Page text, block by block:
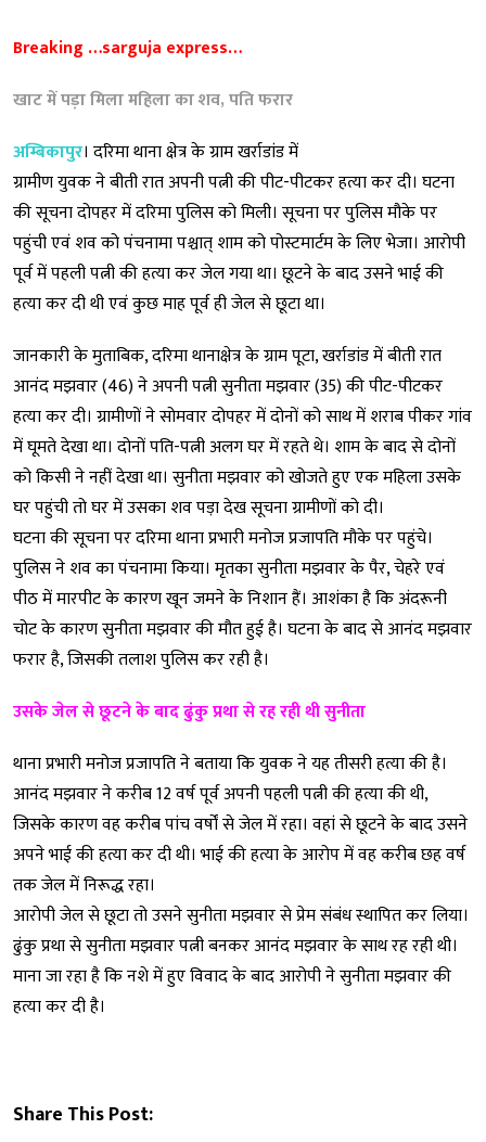
Breaking …sarguja express…
खाट में पड़ा मिला महिला का शव, पति फरार
अम्बिकापुर। दरिमा थाना क्षेत्र के ग्राम खर्राडांड में
ग्रामीण युवक ने बीती रात अपनी पत्नी की पीट-पीटकर हत्या कर दी। घटना
की सूचना दोपहर में दरिमा पुलिस को मिली। सूचना पर पुलिस मौके पर
पहुंची एवं शव को पंचनामा पश्चात् शाम को पोस्टमार्टम के लिए भेजा। आरोपी
पूर्व में पहली पत्नी की हत्या कर जेल गया था। छूटने के बाद उसने भाई की
हत्या कर दी थी एवं कुछ माह पूर्व ही जेल से छूटा था।
जानकारी के मुताबिक, दरिमा थानाक्षेत्र के ग्राम पूटा, खर्राडांड में बीती रात
आनंद मझवार (46) ने अपनी पत्नी सुनीता मझवार (35) की पीट-पीटकर
हत्या कर दी। ग्रामीणों ने सोमवार दोपहर में दोनों को साथ में शराब पीकर गांव
में घूमते देखा था। दोनों पति-पत्नी अलग घर में रहते थे। शाम के बाद से दोनों
को किसी ने नहीं देखा था। सुनीता मझवार को खोजते हुए एक महिला उसके
घर पहुंची तो घर में उसका शव पड़ा देख सूचना ग्रामीणों को दी।
घटना की सूचना पर दरिमा थाना प्रभारी मनोज प्रजापति मौके पर पहुंचे।
पुलिस ने शव का पंचनामा किया। मृतका सुनीता मझवार के पैर, चेहरे एवं
पीठ में मारपीट के कारण खून जमने के निशान हैं। आशंका है कि अंदरूनी
चोट के कारण सुनीता मझवार की मौत हुई है। घटना के बाद से आनंद मझवार
फरार है, जिसकी तलाश पुलिस कर रही है।
उसके जेल से छूटने के बाद ढुंकु प्रथा से रह रही थी सुनीता
थाना प्रभारी मनोज प्रजापति ने बताया कि युवक ने यह तीसरी हत्या की है।
आनंद मझवार ने करीब 12 वर्ष पूर्व अपनी पहली पत्नी की हत्या की थी,
जिसके कारण वह करीब पांच वर्षों से जेल में रहा। वहां से छूटने के बाद उसने
अपने भाई की हत्या कर दी थी। भाई की हत्या के आरोप में वह करीब छह वर्ष
तक जेल में निरूद्ध रहा।
आरोपी जेल से छूटा तो उसने सुनीता मझवार से प्रेम संबंध स्थापित कर लिया।
ढुंकु प्रथा से सुनीता मझवार पत्नी बनकर आनंद मझवार के साथ रह रही थी।
माना जा रहा है कि नशे में हुए विवाद के बाद आरोपी ने सुनीता मझवार की
हत्या कर दी है।
Share This Post: